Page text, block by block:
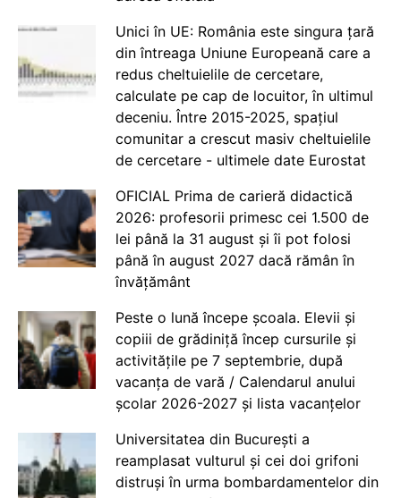
Unici în UE: România este singura țară
din întreaga Uniune Europeană care a
redus cheltuielile de cercetare,
calculate pe cap de locuitor, în ultimul
deceniu. Între 2015-2025, spațiul
comunitar a crescut masiv cheltuielile
de cercetare - ultimele date Eurostat
OFICIAL Prima de carieră didactică
2026: profesorii primesc cei 1.500 de
lei până la 31 august și îi pot folosi
până în august 2027 dacă rămân în
învățământ
Peste o lună începe școala. Elevii și
copiii de grădiniță încep cursurile și
activitățile pe 7 septembrie, după
vacanța de vară / Calendarul anului
școlar 2026-2027 și lista vacanțelor
Universitatea din București a
reamplasat vulturul și cei doi grifoni
distruși în urma bombardamentelor din